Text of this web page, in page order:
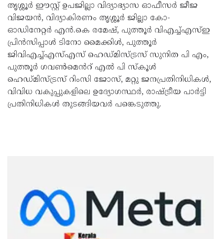
തൃശ്ശൂർ ഈസ്റ്റ് ഉപജില്ലാ വിദ്യാഭ്യാസ ഓഫീസർ ജീജ
വിജയൻ, വിദ്യാകിരണം തൃശ്ശൂർ ജില്ലാ കോ-
ഓഡിനേറ്റർ എൻ.കെ രമേഷ്, പുത്തൂർ വിഎച്ച്എസ്ഇ
പ്രിൻസിപ്പാൾ ടിനോ മൈക്കിൾ, പുത്തൂർ
ജിവിഎച്ച്എസ്എസ് ഹെഡ്മിസ്ട്രസ് സുനിത പി എം,
പുത്തൂർ ഗവൺമെൻറ് എൽ പി സ്കൂൾ
ഹെഡ്മിസ്ട്രസ് റിംസി ജോസ്, മറ്റു ജനപ്രതിനിധികൾ,
വിവിധ വകുപ്പുകളിലെ ഉദ്യോഗസ്ഥർ, രാഷ്ട്രീയ പാർട്ടി
പ്രതിനിധികൾ തുടങ്ങിയവർ പങ്കെടുത്തു.